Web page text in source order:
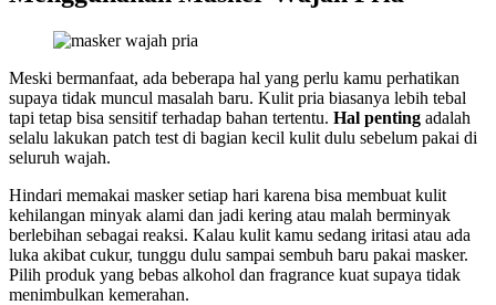
Meski bermanfaat, ada beberapa hal yang perlu kamu perhatikan
supaya tidak muncul masalah baru. Kulit pria biasanya lebih tebal
tapi tetap bisa sensitif terhadap bahan tertentu. Hal penting adalah
selalu lakukan patch test di bagian kecil kulit dulu sebelum pakai di
seluruh wajah.
Hindari memakai masker setiap hari karena bisa membuat kulit
kehilangan minyak alami dan jadi kering atau malah berminyak
berlebihan sebagai reaksi. Kalau kulit kamu sedang iritasi atau ada
luka akibat cukur, tunggu dulu sampai sembuh baru pakai masker.
Pilih produk yang bebas alkohol dan fragrance kuat supaya tidak
menimbulkan kemerahan.